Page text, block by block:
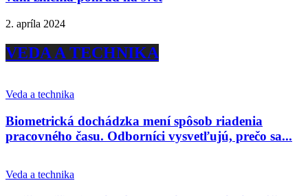
2. apríla 2024
VEDA A TECHNIKA
Veda a technika
Biometrická dochádzka mení spôsob riadenia
pracovného času. Odborníci vysvetľujú, prečo sa...
Veda a technika